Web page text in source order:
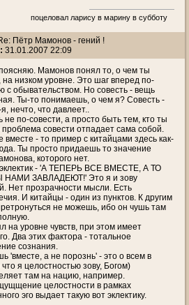
поцеловал ларису в марину в субботу
Пётр Мамонов - гений !
31.01.2007 22:09
Мамонов понял то, о чем ты
на низком уровне. Это шаг вперед по-
с обывательством. Но совесть - вещь
Ты-то понимаешь, о чем я? Совесть -
нечто, что давлеет..
не по-совести, а просто быть тем, кто ты
проблема совести отпадает сама собой.
вместе - то пример с китайцами здесь как-
Ты просто придаешь то значение
которого нет.
- 'А ТЕПЕРЬ ВСЕ ВМЕСТЕ, А ТО
НАМИ ЗАВЛАДЕЮТ!' Это я и зову
Нет прозрачности мысли. Есть
И китайцы - один из пунктов. К другим
не можешь, ибо он чушь там
на уровне чувств, при этом имеет
Два этих фактора - тотальное
сознания.
'вместе, а не порознь' - это о всем в
я целостностью зову, Богом)
там на нацию, например.
целостности в рамках
эго выдает такую вот эклектику.